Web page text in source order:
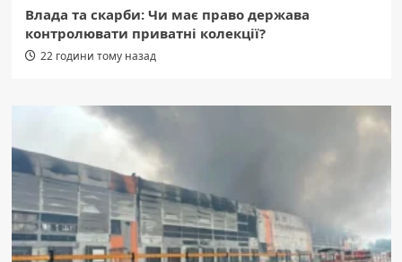
Влада та скарби: Чи має право держава
контролювати приватні колекції?
22 години тому назад